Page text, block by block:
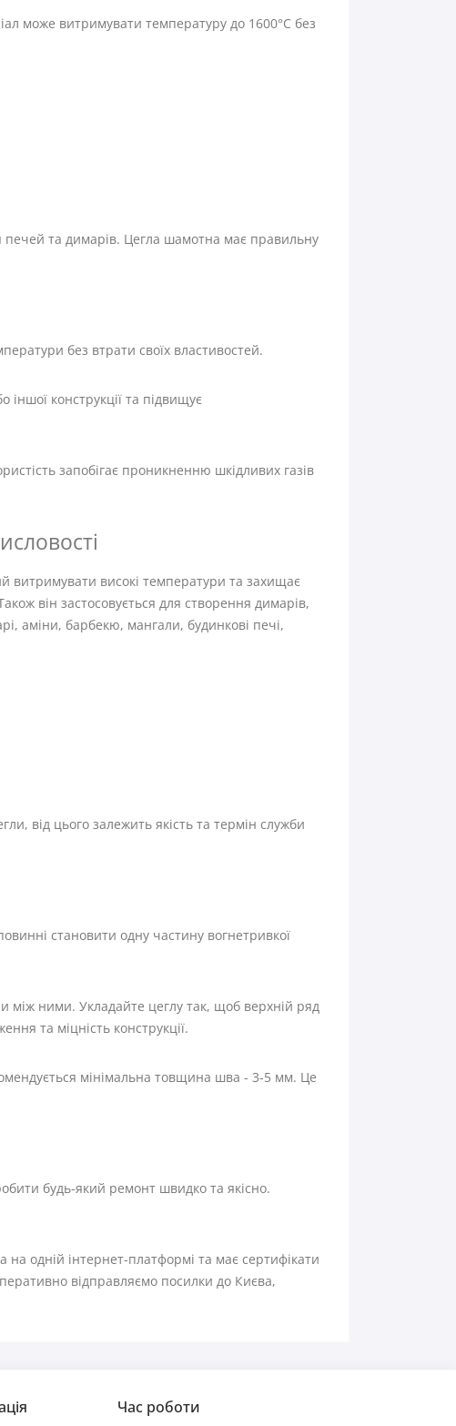
може витримувати температуру до 1600°C без
печей та димарів. Цегла шамотна має правильну
без втрати своїх властивостей.
конструкції та підвищує
запобігає проникненню шкідливих газів
витримувати високі температури та захищає
він застосовується для створення димарів,
аміни, барбекю, мангали, будинкові печі,
від цього залежить якість та термін служби
становити одну частину вогнетривкої
між ними. Укладайте цеглу так, щоб верхній ряд
та міцність конструкції.
мінімальна товщина шва - 3-5 мм. Це
будь-який ремонт швидко та якісно.
​​на одній інтернет-платформі та має сертифікати
відправляємо посилки до Києва,
Час роботи